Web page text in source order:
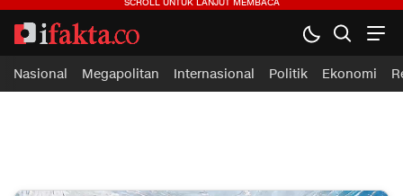
ifakta.co
#pastibenar
Nasional Megapolitan Internasional Politik Ekonomi